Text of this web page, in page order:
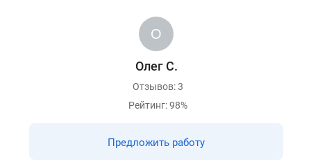
Олег С.
Отзывов: 3
Рейтинг: 98%
Предложить работу